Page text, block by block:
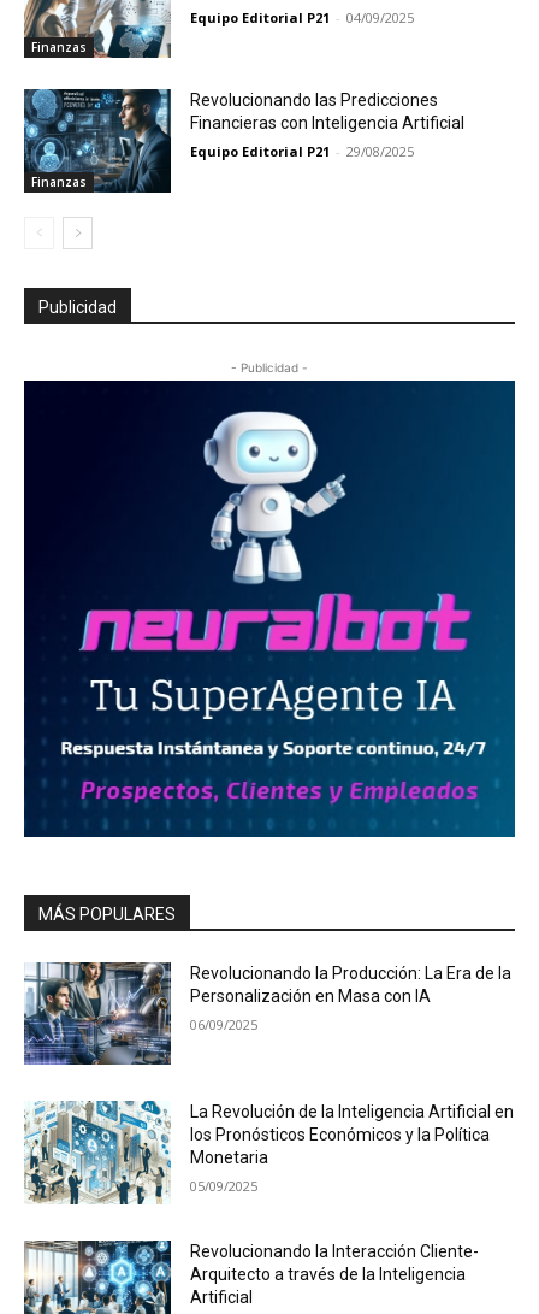
Finanzas
Equipo Editorial P21 - 04/09/2025
Finanzas
Revolucionando las Predicciones
Financieras con Inteligencia Artificial
Equipo Editorial P21 - 29/08/2025
Publicidad
- Publicidad -
MÁS POPULARES
Revolucionando la Producción: La Era de la
Personalización en Masa con IA
06/09/2025
La Revolución de la Inteligencia Artificial en
los Pronósticos Económicos y la Política
Monetaria
05/09/2025
Revolucionando la Interacción Cliente-
Arquitecto a través de la Inteligencia
Artificial